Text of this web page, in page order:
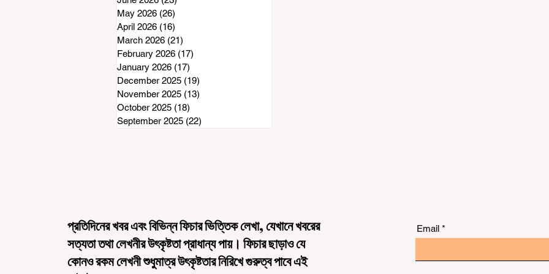
May 2026 (26)
April 2026 (16)
March 2026 (21)
February 2026 (17)
January 2026 (17)
December 2025 (19)
November 2025 (13)
October 2025 (18)
September 2025 (22)
প্রতিদিনের খবর এবং বিভিন্ন ফিচার ভিত্তিক লেখা, যেখানে খবরের
সত্যতা তথা লেখনীর উৎকৃষ্টতা প্রাধান্য পায়। ফিচার ছাড়াও যে
কোনও রকম লেখনী শুধুমাত্র উৎকৃষ্টতার নিরিখে গুরুত্ব পাবে এই
Email